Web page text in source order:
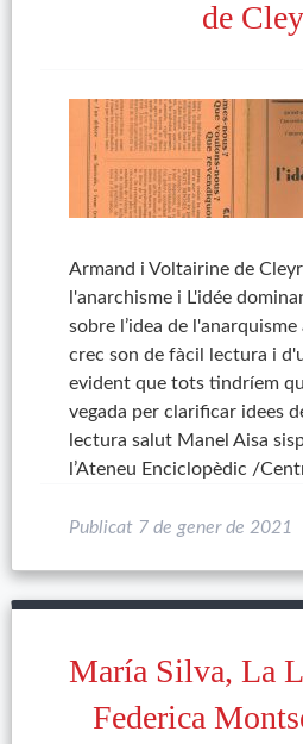
de
Armand i Voltairine de
l'anarchisme i L'idée
sobre l’idea de
crec son de fàcil lectura i
evident que tots tindríem
vegada per clarificar idees
lectura salut Manel Aisa
l’Ateneu Enciclopèdic /
Publicat 7 de gener de 2021
María Silva, La
Federica